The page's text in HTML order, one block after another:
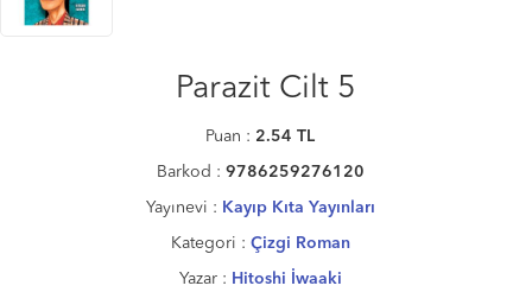
Parazit Cilt 5
Puan : 2.54 TL
Barkod : 9786259276120
Yayınevi : Kayıp Kıta Yayınları
Kategori : Çizgi Roman
Yazar : Hitoshi İwaaki